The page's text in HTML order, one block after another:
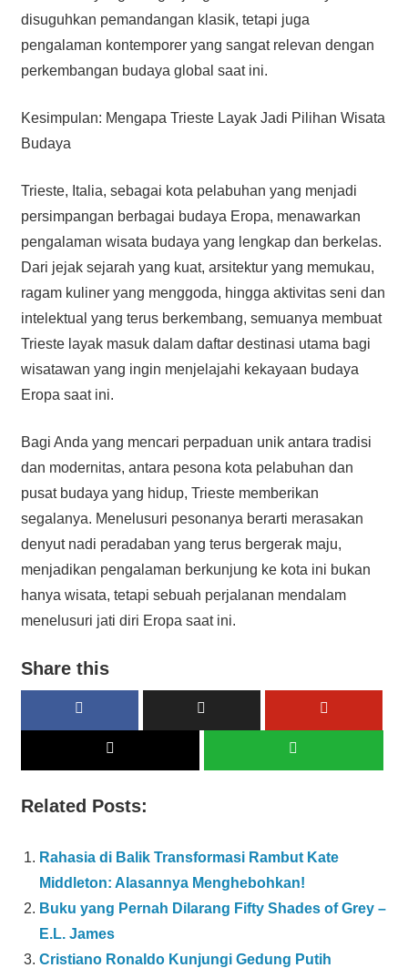
disuguhkan pemandangan klasik, tetapi juga
pengalaman kontemporer yang sangat relevan dengan
perkembangan budaya global saat ini.
Kesimpulan: Mengapa Trieste Layak Jadi Pilihan Wisata
Budaya
Trieste, Italia, sebagai kota pelabuhan yang menjadi
persimpangan berbagai budaya Eropa, menawarkan
pengalaman wisata budaya yang lengkap dan berkelas.
Dari jejak sejarah yang kuat, arsitektur yang memukau,
ragam kuliner yang menggoda, hingga aktivitas seni dan
intelektual yang terus berkembang, semuanya membuat
Trieste layak masuk dalam daftar destinasi utama bagi
wisatawan yang ingin menjelajahi kekayaan budaya
Eropa saat ini.
Bagi Anda yang mencari perpaduan unik antara tradisi
dan modernitas, antara pesona kota pelabuhan dan
pusat budaya yang hidup, Trieste memberikan
segalanya. Menelusuri pesonanya berarti merasakan
denyut nadi peradaban yang terus bergerak maju,
menjadikan pengalaman berkunjung ke kota ini bukan
hanya wisata, tetapi sebuah perjalanan mendalam
menelusuri jati diri Eropa saat ini.
Share this
Related Posts:
Rahasia di Balik Transformasi Rambut Kate
Middleton: Alasannya Menghebohkan!
Buku yang Pernah Dilarang Fifty Shades of Grey –
E.L. James
Cristiano Ronaldo Kunjungi Gedung Putih